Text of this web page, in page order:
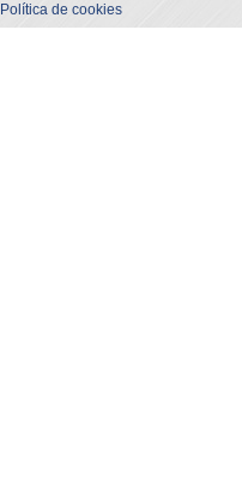
Política de cookies